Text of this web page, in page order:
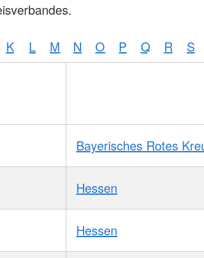
K L M N O P Q R S
Bayerisches Rotes
Hessen
Hessen